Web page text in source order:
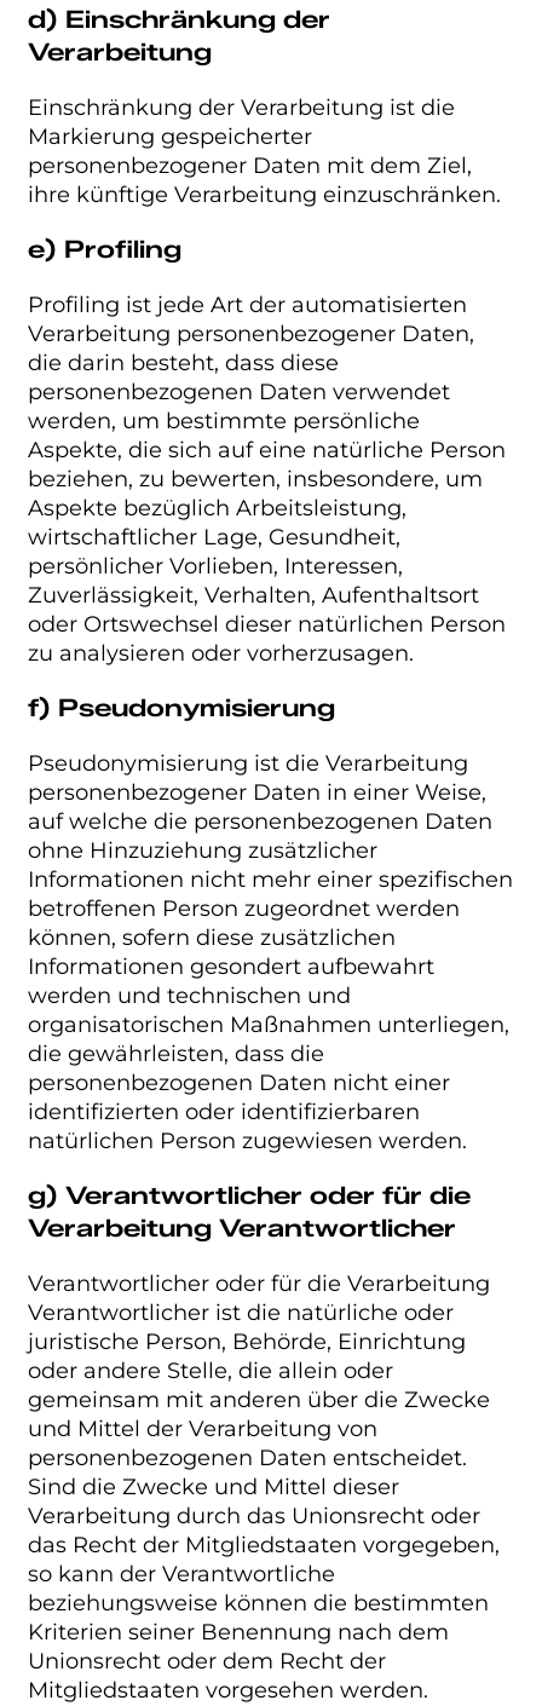
d) Einschränkung der
Verarbeitung
Einschränkung der Verarbeitung ist die
Markierung gespeicherter
personenbezogener Daten mit dem Ziel,
ihre künftige Verarbeitung einzuschränken.
e) Profiling
Profiling ist jede Art der automatisierten
Verarbeitung personenbezogener Daten,
die darin besteht, dass diese
personenbezogenen Daten verwendet
werden, um bestimmte persönliche
Aspekte, die sich auf eine natürliche Person
beziehen, zu bewerten, insbesondere, um
Aspekte bezüglich Arbeitsleistung,
wirtschaftlicher Lage, Gesundheit,
persönlicher Vorlieben, Interessen,
Zuverlässigkeit, Verhalten, Aufenthaltsort
oder Ortswechsel dieser natürlichen Person
zu analysieren oder vorherzusagen.
f) Pseudonymisierung
Pseudonymisierung ist die Verarbeitung
personenbezogener Daten in einer Weise,
auf welche die personenbezogenen Daten
ohne Hinzuziehung zusätzlicher
Informationen nicht mehr einer spezifischen
betroffenen Person zugeordnet werden
können, sofern diese zusätzlichen
Informationen gesondert aufbewahrt
werden und technischen und
organisatorischen Maßnahmen unterliegen,
die gewährleisten, dass die
personenbezogenen Daten nicht einer
identifizierten oder identifizierbaren
natürlichen Person zugewiesen werden.
g) Verantwortlicher oder für die
Verarbeitung Verantwortlicher
Verantwortlicher oder für die Verarbeitung
Verantwortlicher ist die natürliche oder
juristische Person, Behörde, Einrichtung
oder andere Stelle, die allein oder
gemeinsam mit anderen über die Zwecke
und Mittel der Verarbeitung von
personenbezogenen Daten entscheidet.
Sind die Zwecke und Mittel dieser
Verarbeitung durch das Unionsrecht oder
das Recht der Mitgliedstaaten vorgegeben,
so kann der Verantwortliche
beziehungsweise können die bestimmten
Kriterien seiner Benennung nach dem
Unionsrecht oder dem Recht der
Mitgliedstaaten vorgesehen werden.